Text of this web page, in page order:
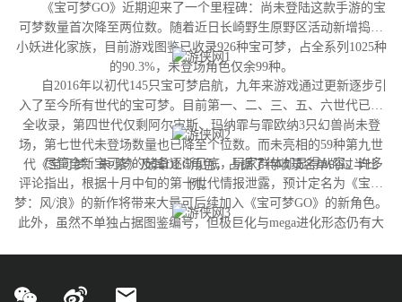
《宝可梦GO》近期迎来了一个里程碑：尚未登陆这款手游的宝
可梦数量首次降至两位数。随着近日长崎野生原野区活动新增捣蛋
小妖进化家族，目前游戏图鉴已收录926种宝可梦，占全系列1025种
的90.3%，未登场角色仅余99种。
自2016年以初代145只宝可梦启航，九年来游戏通过更新逐步引
入了至今所有世代的宝可梦。目前第一、二、三、五、六世代已完
全收录，第四世代仅剩阿尔宙斯、玛纳霏与霏欧纳3只幻兽尚未登
场，第七世代未登场数量也已降至个位数。而未亮相的59种第九世
代《宝可梦：朱/紫》及其DLC角色，占据了待收录名单的过半比
例。
尽管全新宝可梦的储备逐渐见底，玩家群体却显得从容。许多
评论指出，根据十月中旬的第十世代情报泄露，预计定名为《宝可
梦：风/浪》的新作将带来大量可后续加入《宝可梦GO》的新角色。
此外，虽然不单独占据图鉴编号，但极巨化与mega进化形态仍有大